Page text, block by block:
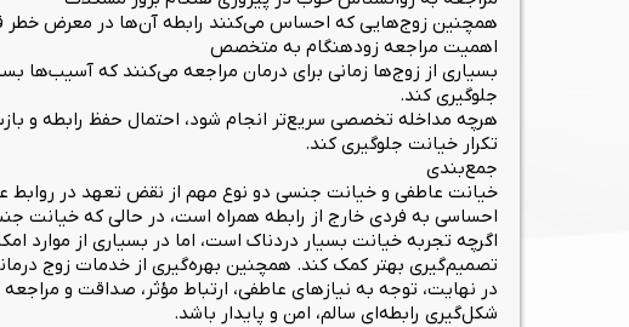
همچنین زوج‌هایی که احساس می‌کنند رابطه آن‌ها در معرض خطر
اهمیت مراجعه زودهنگام به متخصص
بسیاری از زوج‌ها زمانی برای درمان مراجعه می‌کنند که
جلوگیری کند.
هرچه مداخله تخصصی سریع‌تر انجام شود، احتمال حفظ رابطه و
تکرار خیانت جلوگیری کند.
جمع‌بندی
خیانت عاطفی و خیانت جنسی دو نوع مهم از نقض تعهد در روابط
احساسی به فردی خارج از رابطه همراه است، در حالی که خیانت
اگرچه تجربه خیانت بسیار دردناک است، اما در بسیاری از
تصمیم‌گیری بهتر کمک کند. همچنین بهره‌گیری از خدمات زوج
در نهایت، توجه به نیازهای عاطفی، ارتباط مؤثر، صداقت و
شکل‌گیری رابطه‌ای سالم، امن و پایدار باشد.